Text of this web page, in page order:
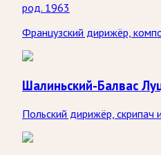
род. 1963
Французский дирижёр,
Шалиньский-Балвас
Польский дирижёр, скрипач